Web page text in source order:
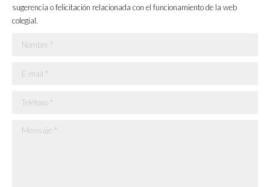
windowwindowwindowwindow
sugerencia o felicitación relacionada con el funcionamiento de la web
colegial.
Nombre *
E-mail *
Teléfono *
Mensaje *